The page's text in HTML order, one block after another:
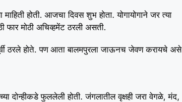
होती. आजचा दिवस शुभ होता. योगायोगाने जर त्या
फार मोठी अचिव्हमेंट ठरली असती.
ठरले होते. पण आता बालमपुरला जाऊनच जेवण करायचे असे
दोन्हीकडे फुललेली होती. जंगलातील वृक्षही जरा वेगळे, मंद,